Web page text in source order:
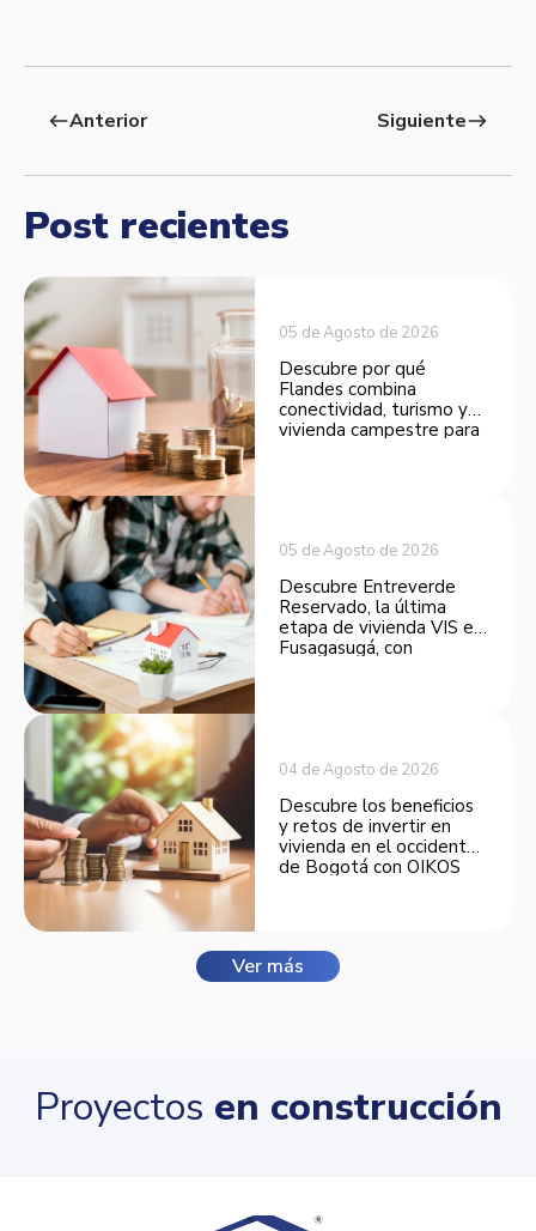
westAnterior Siguienteeast
Post recientes
05 de Agosto de 2026
Descubre por qué
Flandes combina
conectividad, turismo y
vivienda campestre para
05 de Agosto de 2026
Descubre Entreverde
Reservado, la última
etapa de vivienda VIS en
Fusagasugá, con
04 de Agosto de 2026
Descubre los beneficios
y retos de invertir en
vivienda en el occidente
de Bogotá con OIKOS
Ver más
Proyectos en construcción